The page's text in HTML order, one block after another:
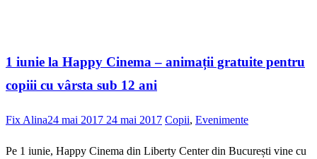
1 iunie la Happy Cinema – animații gratuite pentru
copiii cu vârsta sub 12 ani
Fix Alina24 mai 2017 24 mai 2017 Copii, Evenimente
Pe 1 iunie, Happy Cinema din Liberty Center din București vine cu